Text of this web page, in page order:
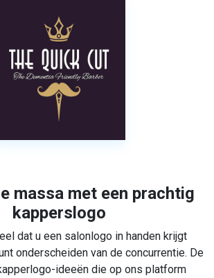
massa met een prachtig
kapperslogo
dat u een salonlogo in handen krijgt
onderscheiden van de concurrentie. De
ideeën die op ons platform